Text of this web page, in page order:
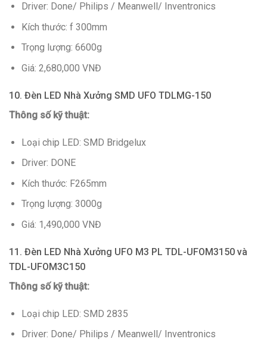
Driver: Done/ Philips / Meanwell/ Inventronics
Kích thước: f 300mm
Trọng lượng: 6600g
Giá: 2,680,000 VNĐ
10. Đèn LED Nhà Xưởng SMD UFO TDLMG-150
Thông số kỹ thuật:
Loại chip LED: SMD Bridgelux
Driver: DONE
Kích thước: F265mm
Trọng lượng: 3000g
Giá: 1,490,000 VNĐ
11. Đèn LED Nhà Xưởng UFO M3 PL TDL-UFOM3150 và
TDL-UFOM3C150
Thông số kỹ thuật:
Loại chip LED: SMD 2835
Driver: Done/ Philips / Meanwell/ Inventronics